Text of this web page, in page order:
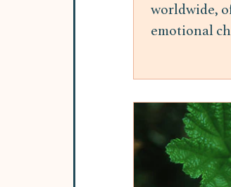
worldwide,
emotional
attention as
method to
mental
benefits of